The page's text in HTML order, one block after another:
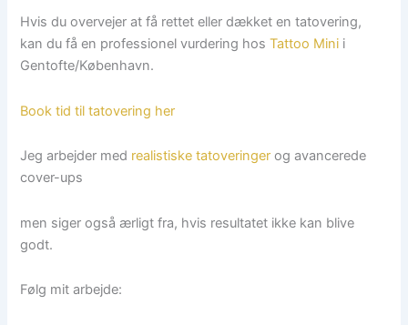
Hvis du overvejer at få rettet eller dækket en tatovering,
kan du få en professionel vurdering hosTattoo Mini i
Gentofte/København.
Book tid til tatovering her
Jeg arbejder med realistiske tatoveringer og avancerede
cover-ups
men siger også ærligt fra, hvis resultatet ikke kan blive
godt.
Følg mit arbejde: